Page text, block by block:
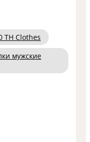
TH Clothes
мужские